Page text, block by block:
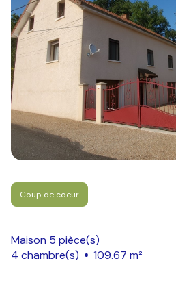
Coup de coeur
Maison 5 pièce(s)
4 chambre(s)
109.67 m²